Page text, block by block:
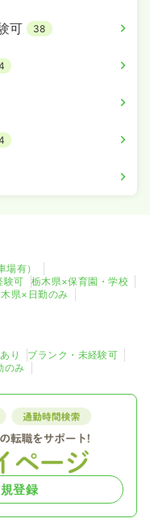
可 38
有）
験可
栃木県×保育園・学校
県×日勤のみ
り
ブランク・未経験可
のみ
登録